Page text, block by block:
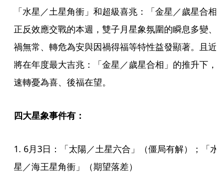
「水星／土星角衝」和超級喜兆：「金星／歲星合相
正反效應交戰的本週，雙子月星象氛圍的瞬息多變、
禍無常、轉危為安與因禍得福等特性益發顯著。且近
將在年度最大吉兆：「金星／歲星合相」的推升下，
速轉憂為喜、後福在望。
四大星象事件有：
1. 6月3日：「太陽／土星六合」（僵局有解）；「水
星／海王星角衝」（期望落差）